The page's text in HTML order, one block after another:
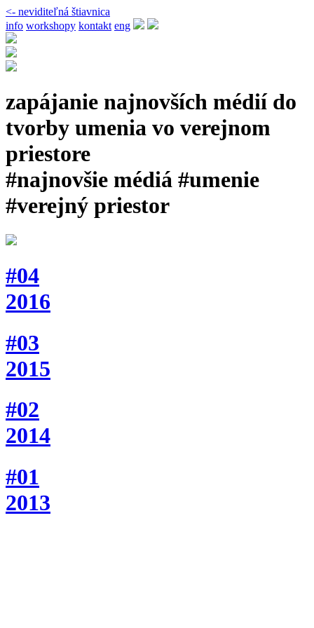
<- neviditeľná štiavnica
info workshopy kontakt eng
zapájanie najnovších médií do
tvorby umenia vo verejnom
priestore
#najnovšie médiá #umenie
#verejný priestor
#04
2016
#03
2015
#02
2014
#01
2013